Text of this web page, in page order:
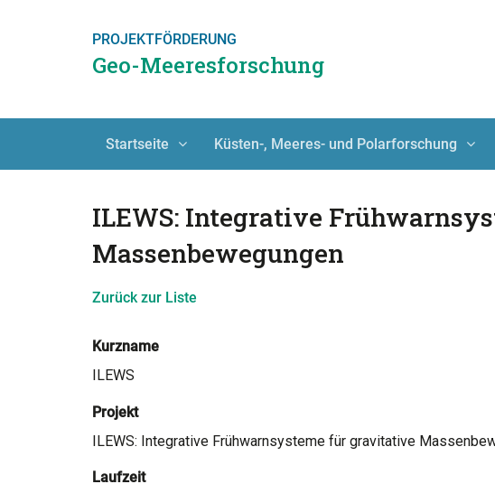
PROJEKTFÖRDERUNG
Geo-Meeresforschung
Startseite Küsten-, Meeres- und Polarforschung
ILEWS: Integrative
Massenbewegungen
Zurück zur Liste
Kurzname
ILEWS
Projekt
ILEWS: Integrative Frühwarnsysteme für gravitative
Laufzeit